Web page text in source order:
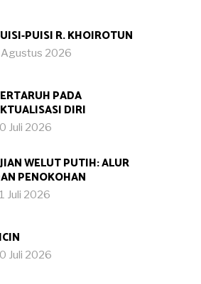
PUISI R. KHOIROTUN
Agustus 2026
PADA
DIRI
Juli 2026
WELUT PUTIH: ALUR
PENOKOHAN
Juli 2026
Juli 2026